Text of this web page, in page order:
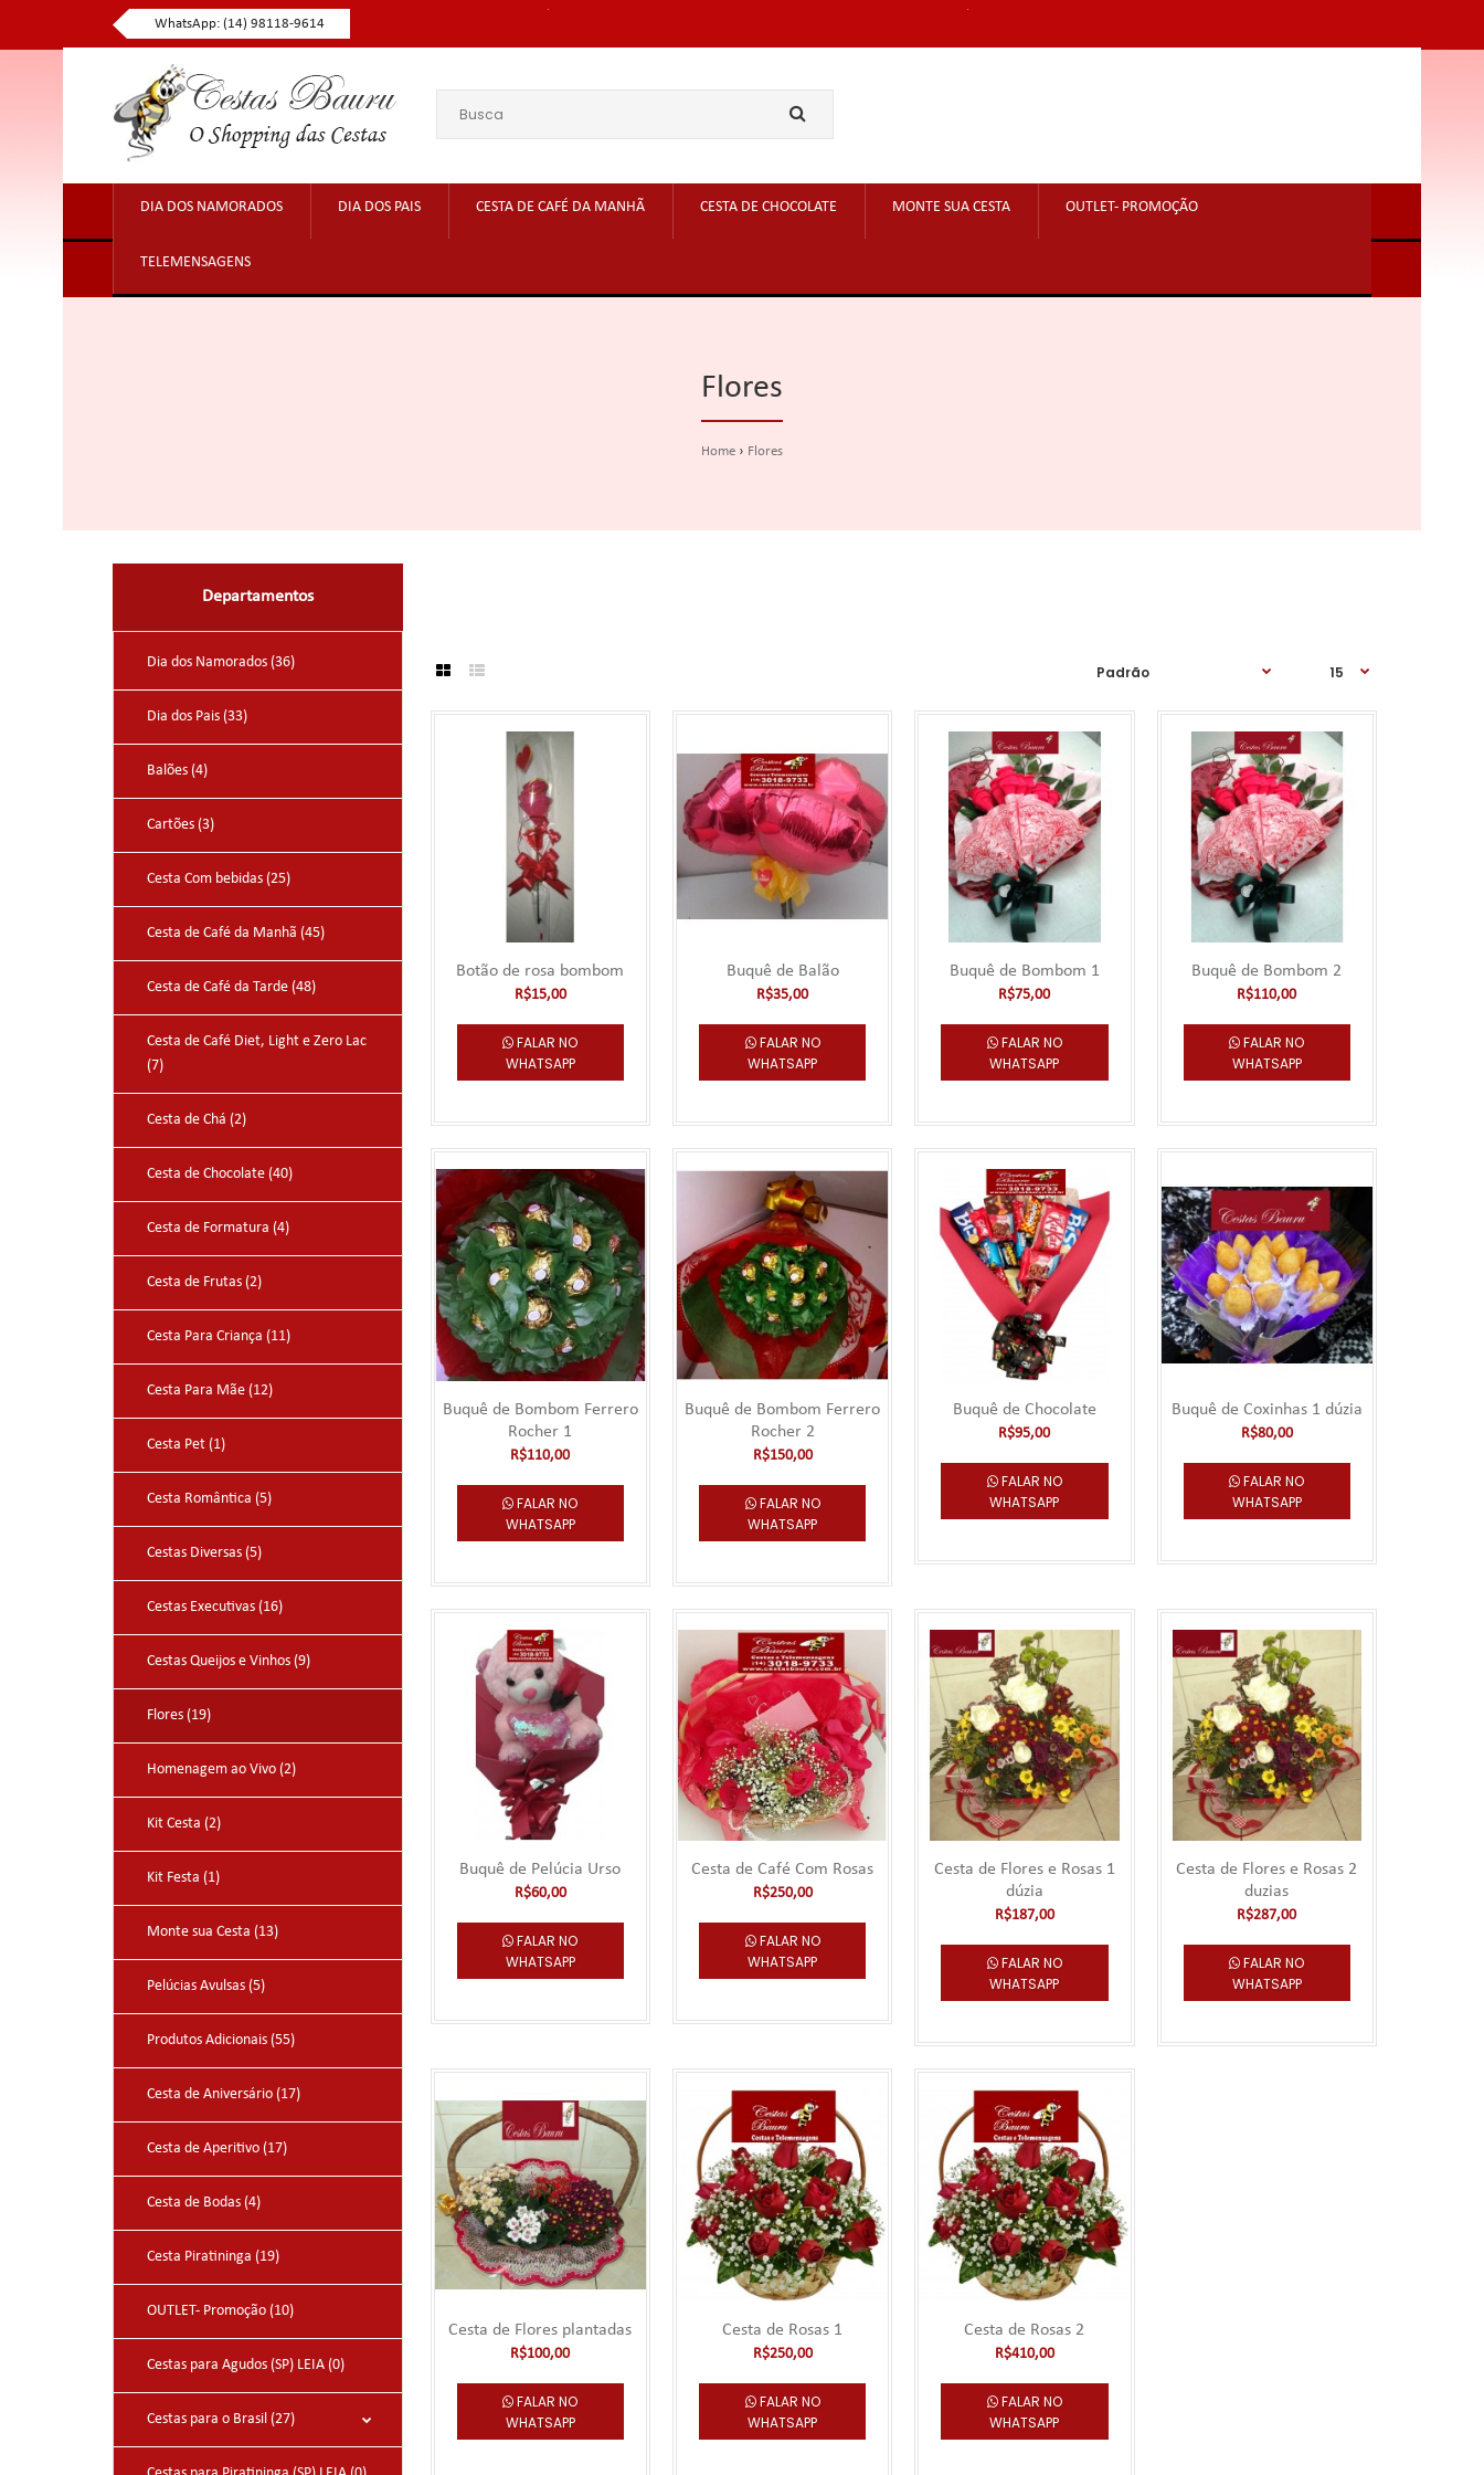
WhatsApp: (14) 98118-9614
DIA DOS NAMORADOS DIA DOS PAIS CESTA DE CAFÉ DA MANHÃ CESTA DE CHOCOLATE MONTE SUA CESTA OUTLET- PROMOÇÃO
TELEMENSAGENS
Flores
Home Flores
Departamentos
Dia dos Namorados (36)
Dia dos Pais (33)
Balões (4)
Cartões (3)
Cesta Com bebidas (25)
Cesta de Café da Manhã (45)
Cesta de Café da Tarde (48)
Cesta de Café Diet, Light e Zero Lac
(7)
Cesta de Chá (2)
Cesta de Chocolate (40)
Cesta de Formatura (4)
Cesta de Frutas (2)
Cesta Para Criança (11)
Cesta Para Mãe (12)
Cesta Pet (1)
Cesta Romântica (5)
Cestas Diversas (5)
Cestas Executivas (16)
Cestas Queijos e Vinhos (9)
Flores (19)
Homenagem ao Vivo (2)
Kit Cesta (2)
Kit Festa (1)
Monte sua Cesta (13)
Pelúcias Avulsas (5)
Produtos Adicionais (55)
Cesta de Aniversário (17)
Cesta de Aperitivo (17)
Cesta de Bodas (4)
Cesta Piratininga (19)
OUTLET- Promoção (10)
Cestas para Agudos (SP) LEIA (0)
Cestas para o Brasil (27)
Botão de rosa bombom
Este produto não é vendido separadamente, somente vinculado a uma
Cesta. Botão de ..
R$15,00
Falar no
WhatsApp
Buquê de Balão
***** Este produto deve ser pedido com no mínimo 3 horas de
R$35,00
Buquê de Bombom 1
***** Este produto deve ser pedido com no mínimo 3 horas de
antecedência para entregas n..
R$75,00
Buquê de Bombom 2
***** Este produto deve ser pedido com no mínimo 3 horas de
antecedência para entregas no ..
Falar no
WhatsApp
Buquê de Bombom Ferrero Rocher 1
***** Este produto deve ser pedido com no mínimo 6 horas de
antecedência para entregas no ..
R$110,00
WhatsApp
Buquê de Bombom Ferrero Rocher 2
***** Este produto deve ser pedido com no mínimo 6 horas de
antecedência para entregas no ..
Botão de rosa bombom
R$15,00
FALAR NO
WHATSAPP
Buquê de Balão
R$35,00
FALAR NO
WHATSAPP
Buquê de Bombom 1
R$75,00
FALAR NO
WHATSAPP
Buquê de Bombom 2
R$110,00
FALAR NO
WHATSAPP
Buquê de Bombom Ferrero
Rocher 1
R$110,00
FALAR NO
WHATSAPP
Buquê de Bombom Ferrero
Rocher 2
R$150,00
FALAR NO
WHATSAPP
Buquê de Chocolate
R$95,00
FALAR NO
WHATSAPP
Buquê de Coxinhas 1 dúzia
R$80,00
FALAR NO
WHATSAPP
Buquê de Pelúcia Urso
R$60,00
FALAR NO
WHATSAPP
Cesta de Café Com Rosas
R$250,00
FALAR NO
WHATSAPP
Cesta de Flores e Rosas 1
dúzia
R$187,00
FALAR NO
WHATSAPP
Cesta de Flores e Rosas 2
duzias
R$287,00
FALAR NO
WHATSAPP
Cesta de Flores plantadas
R$100,00
FALAR NO
WHATSAPP
Cesta de Rosas 1
R$250,00
FALAR NO
WHATSAPP
Cesta de Rosas 2
R$410,00
FALAR NO
WHATSAPP